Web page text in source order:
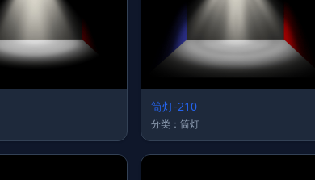
筒灯-210
分类：筒灯